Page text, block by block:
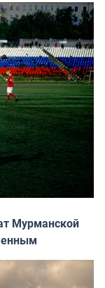
Мурманской